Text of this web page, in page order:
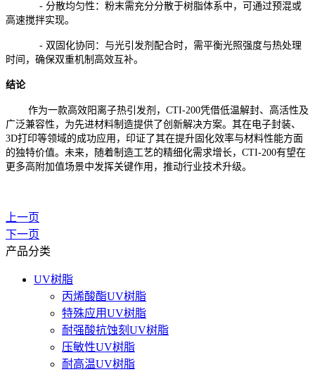
- 分散均匀性：粉末需充分分散于树脂体系中，可通过预混或
高速搅拌实现。
- 双固化协同：与光引发剂配合时，需平衡光照强度与热处理
时间，确保双重机制高效互补。
结论
作为一款高效阳离子热引发剂，CTI-200凭借低温解封、高活性及
广泛兼容性，为先进材料制造提供了创新解决方案。其在电子封装、
3D打印等领域的成功应用，印证了其在提升固化效率与材料性能方面
的独特价值。未来，随着制造工艺的精细化需求增长，CTI-200有望在
更多高附加值场景中发挥关键作用，推动行业技术升级。
上一页
下一页
产品分类
UV树脂
丙烯酸酯UV树脂
特殊应用UV树脂
耐强酸抗蚀刻UV树脂
压敏性UV树脂
耐高温UV树脂